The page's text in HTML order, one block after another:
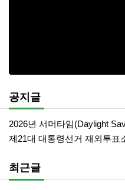
공지글
2026년 서머타임(Daylight
최근글